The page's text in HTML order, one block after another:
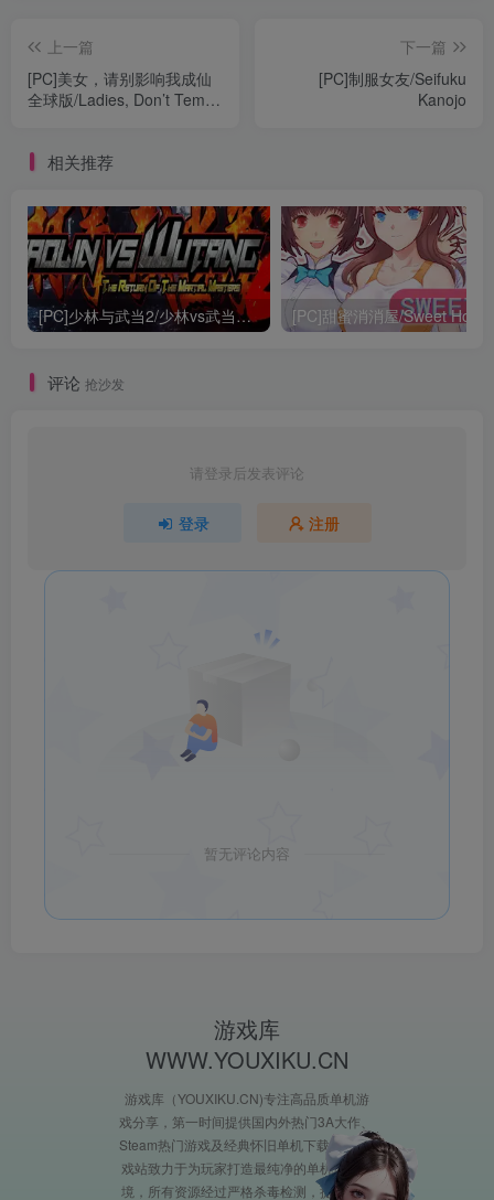
上一篇
[PC]美女，请别影响我成仙
全球版/Ladies, Don’t Tempt
下一篇
[PC]制服女友/Seifuku
Kanojo
相关推荐
[PC]少林与武当2/少林vs武当2/Shaolin vs Wutang 2 [PC]甜蜜消消屋/Sweet
评论 抢沙发
请登录后发表评论
登录 注册
暂无评论内容
游戏库
WWW.YOUXIKU.CN
游戏库（YOUXIKU.CN)专注高品质单机游
戏分享，第一时间提供国内外热门3A大作、
Steam热门游戏及经典怀旧单机下载。XX游
戏站致力于为玩家打造最纯净的单机游戏环
境，所有资源经过严格杀毒检测，提供完整